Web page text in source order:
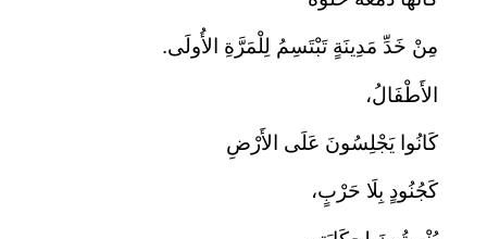
مِنْ خَدِّ مَدِينَةٍ تَبْتَسِمُ لِلْمَرَّةِ الأُولَى.
الأَطْفَالُ،
كَانُوا يَجْلِسُونَ عَلَى الأَرْضِ
كَجُنُودٍ بِلَا حَرْبٍ،